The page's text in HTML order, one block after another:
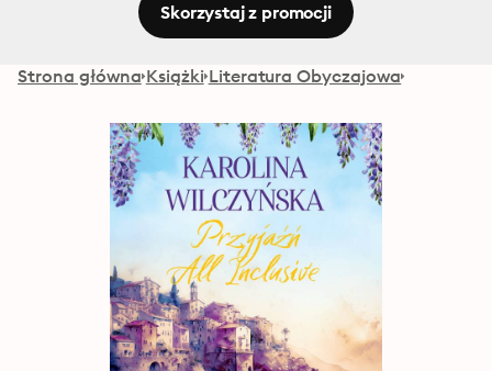
Skorzystaj z promocji
Strona główna Książki Literatura Obyczajowa